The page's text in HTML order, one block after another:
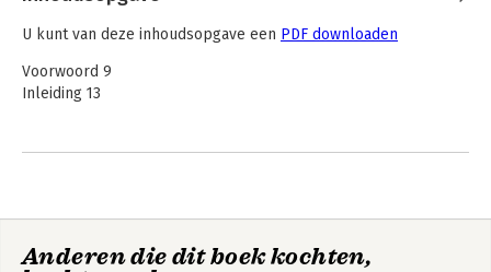
Pragmatisch
Bekijk alle boeken
gebied van functioneel beheer. Hij is
mede-ontwikkelaar van de EXIN-
U kunt van deze inhoudsopgave een PDF downloaden
Voorwoord 9
Inleiding 13
Functioneel beheer16
Nederland afspeelt 18
Daniël E. Brouwer
Anderen die dit boek kochten,